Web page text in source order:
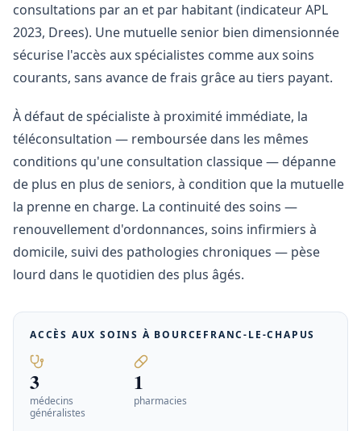
consultations par an et par habitant (indicateur APL
2023, Drees). Une mutuelle senior bien dimensionnée
sécurise l'accès aux spécialistes comme aux soins
courants, sans avance de frais grâce au tiers payant.
À défaut de spécialiste à proximité immédiate, la
téléconsultation — remboursée dans les mêmes
conditions qu'une consultation classique — dépanne
de plus en plus de seniors, à condition que la mutuelle
la prenne en charge. La continuité des soins —
renouvellement d'ordonnances, soins infirmiers à
domicile, suivi des pathologies chroniques — pèse
lourd dans le quotidien des plus âgés.
ACCÈS AUX SOINS À BOURCEFRANC-LE-CHAPUS
3
médecins
généralistes
1
pharmacies